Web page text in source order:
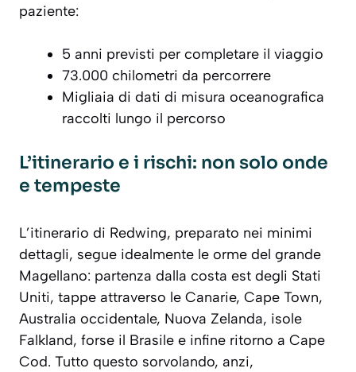
paziente:
5 anni previsti per completare il viaggio
73.000 chilometri da percorrere
Migliaia di dati di misura oceanografica
raccolti lungo il percorso
L’itinerario e i rischi: non solo onde
e tempeste
L’itinerario di Redwing, preparato nei minimi
dettagli, segue idealmente le orme del grande
Magellano: partenza dalla costa est degli Stati
Uniti, tappe attraverso le Canarie, Cape Town,
Australia occidentale, Nuova Zelanda, isole
Falkland, forse il Brasile e infine ritorno a Cape
Cod. Tutto questo sorvolando, anzi,